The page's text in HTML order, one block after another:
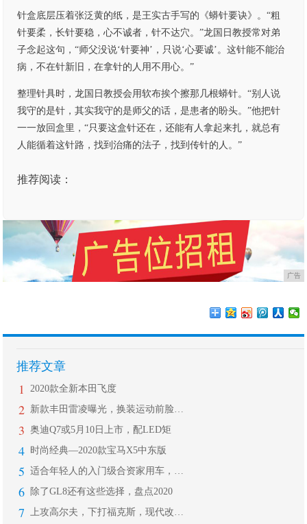
针盒底层压着张泛黄的纸，是王实古手写的《蟒针要诀》。“粗
针要柔，长针要稳，心不诚者，针不达穴。”龙国日教授常对弟
子念起这句，“师父没说‘针要神’，只说‘心要诚’。这针能不能治
病，不在针新旧，在拿针的人用不用心。”
整理针具时，龙国日教授会用软布挨个擦那几根蟒针。“别人说
我守的是针，其实我守的是师父的话，是患者的盼头。”他把针
一一放回盒里，“只要这盒针还在，还能有人拿起来扎，就总有
人能循着这针路，找到治痛的法子，找到传针的人。”
推荐阅读：
广告
推荐文章
1 2020款全新本田飞度
2 新款丰田雷凌曝光，换装运动前脸，搭载
3 奥迪Q7或5月10日上市，配LED矩
4 时尚经典—2020款宝马X5中东版
5 适合年轻人的入门级合资家用车，售5.
6 除了GL8还有这些选择，盘点2020
7 上攻高尔夫，下打福克斯，现代改款i3